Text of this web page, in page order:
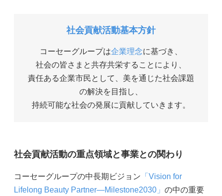
社会貢献活動基本方針
コーセーグループは企業理念に基づき、
社会の皆さまと共存共栄することにより、
責任ある企業市民として、美を通じた社会課題
の解決を目指し、
持続可能な社会の発展に貢献していきます。
社会貢献活動の重点領域と事業との関わり
コーセーグループの中長期ビジョン 「Vision for
Lifelong Beauty Partner―Milestone2030」 の中の重要